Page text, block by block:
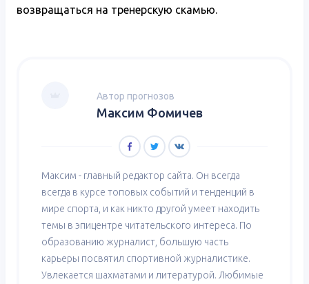
возвращаться на тренерскую скамью.
Автор прогнозов
Максим Фомичев
Максим - главный редактор сайта. Он всегда
всегда в курсе топовых событий и тенденций в
мире спорта, и как никто другой умеет находить
темы в эпицентре читательского интереса. По
образованию журналист, большую часть
карьеры посвятил спортивной журналистике.
Увлекается шахматами и литературой. Любимые